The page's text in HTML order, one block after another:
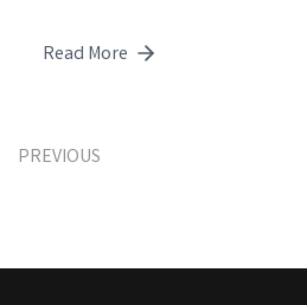
Read More
PREVIOUS